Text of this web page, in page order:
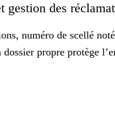
gestion des
numéro de scellé
propre protège